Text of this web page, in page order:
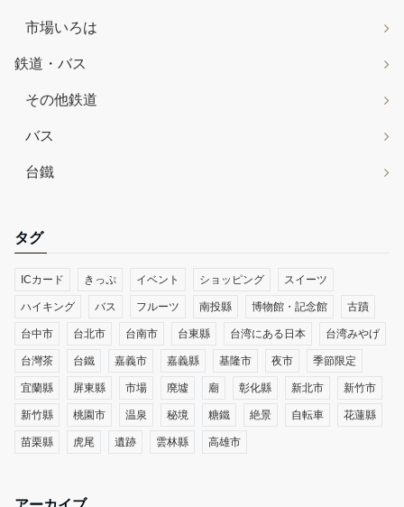
市場いろは
鉄道・バス
その他鉄道
バス
台鐵
タグ
ICカード きっぷ イベント ショッピング スイーツ
ハイキング バス フルーツ 南投縣 博物館・記念館 古蹟
台中市 台北市 台南市 台東縣 台湾にある日本 台湾みやげ
台灣茶 台鐵 嘉義市 嘉義縣 基隆市 夜市 季節限定
宜蘭縣 屏東縣 市場 廃墟 廟 彰化縣 新北市 新竹市
新竹縣 桃園市 温泉 秘境 糖鐵 絶景 自転車 花蓮縣
苗栗縣 虎尾 遺跡 雲林縣 高雄市